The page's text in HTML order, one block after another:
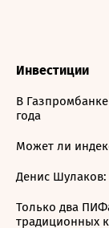
Инвестиции
В
года
Может ли
Денис Шулаков:
Только два
традиционных